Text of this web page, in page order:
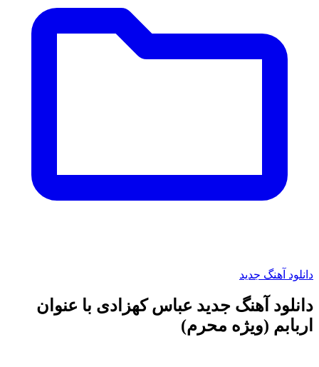
دانلود آهنگ جدید
دانلود آهنگ جدید عباس کهزادی با عنوان
اربابم (ویژه محرم)